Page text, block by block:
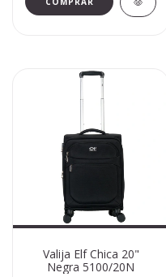
Valija Elf Chica 20"
Negra 5100/20N